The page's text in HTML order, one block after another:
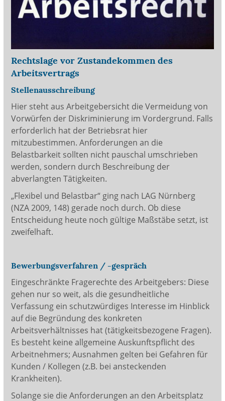
Rechtslage vor Zustandekommen des
Arbeitsvertrags
Stellenausschreibung
Hier steht aus Arbeitgebersicht die Vermeidung von
Vorwürfen der Diskriminierung im Vordergrund. Falls
erforderlich hat der Betriebsrat hier
mitzubestimmen. Anforderungen an die
Belastbarkeit sollten nicht pauschal umschrieben
werden, sondern durch Beschreibung der
abverlangten Tätigkeiten.
„Flexibel und Belastbar“ ging nach LAG Nürnberg
(NZA 2009, 148) gerade noch durch. Ob diese
Entscheidung heute noch gültige Maßstäbe setzt, ist
zweifelhaft.
Bewerbungsverfahren / -gespräch
Eingeschränkte Fragerechte des Arbeitgebers: Diese
gehen nur so weit, als die gesundheitliche
Verfassung ein schutzwürdiges Interesse im Hinblick
auf die Begründung des konkreten
Arbeitsverhältnisses hat (tätigkeitsbezogene Fragen).
Es besteht keine allgemeine Auskunftspflicht des
Arbeitnehmers; Ausnahmen gelten bei Gefahren für
Kunden / Kollegen (z.B. bei ansteckenden
Krankheiten).
Solange sie die Anforderungen an den Arbeitsplatz